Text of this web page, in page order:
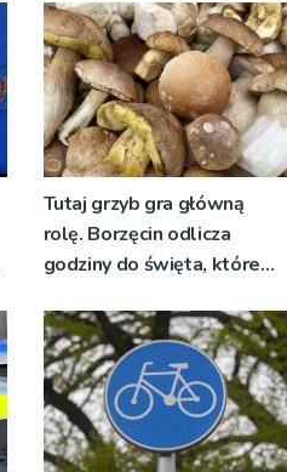
Tutaj grzyb gra główną
rolę. Borzęcin odlicza
godziny do święta, które
pokoleń